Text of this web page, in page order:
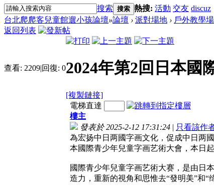
搜索 搜索 熱搜: 活動 交友 discuz
台北爬爬客兒童館遛小孩論壇»論壇 › 派對場地 › 戶外教學
返回列表
查看: 2209|回復: 02024年第2回日本國
[複製鏈接]
電梯直達
樓主
發表於 2025-2-12 17:31:24 | 只看該作
為宏扬中日两國字画文化，促成中日两
本國際青少年兒童字画艺術大會，本日
國際青少年兒童字画艺術大赛，是由日
造力，重新的視角和思惟去“發明美”和“